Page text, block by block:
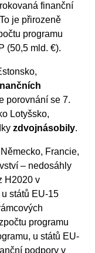
finanční
je přirozeně
programu
(50,5 mld. €).
porovnání se 7.
Lotyšsko,
zdvojnásobily.
Francie,
– nedosáhly
H2020 v
států EU-15
programu
u států EU-
podpory v